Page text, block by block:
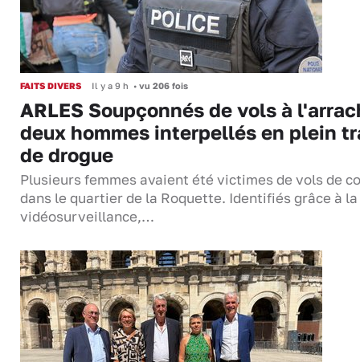
FAITS DIVERS Il y a 9 h • vu 206 fois
ARLES Soupçonnés de vols à
deux hommes interpellés en plein
de drogue
Plusieurs femmes avaient été victimes de vols de
dans le quartier de la Roquette. Identifiés grâce à la
vidéosurveillance,…